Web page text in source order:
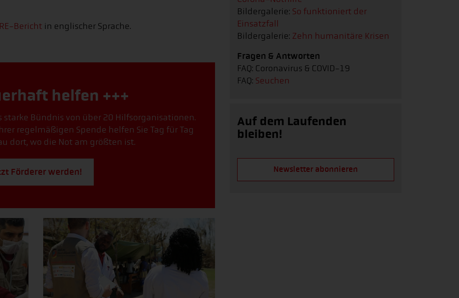
Bericht in englischer Sprache.
helfen +++
Bündnis von über 20 Hilfsorganisationen.
regelmäßigen Spende helfen Sie Tag für Tag
dort, wo die Not am größten ist.
Förderer werden!
Bildergalerie: So funktioniert der
Einsatzfall
Bildergalerie: Zehn humanitäre Krisen
Fragen & Antworten
FAQ: Coronavirus & COVID-19
FAQ: Seuchen
Auf dem Laufenden
bleiben!
Newsletter abonnieren